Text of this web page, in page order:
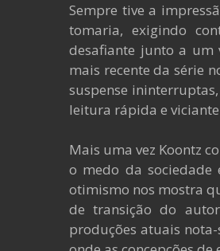
Sempre tive a
tomaria, exigindo
desafiante junto a um
mais recente da série
suspense
leitura rápida e
Mais uma vez Koontz
o medo da
otimismo nos mostra
de transição do
produções atuais